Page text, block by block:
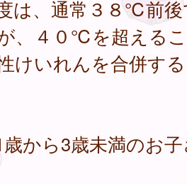
は、通常３８℃前後
、４０℃を超える
けいれんを合併す
歳から3歳未満のお